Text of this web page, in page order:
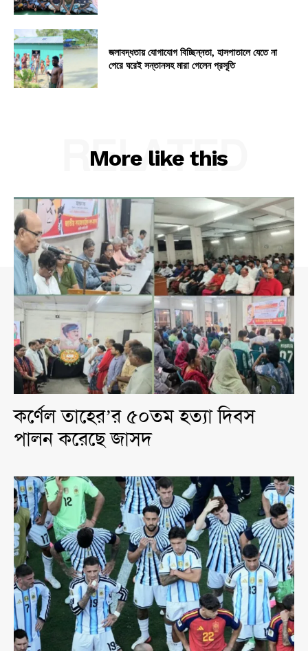
জলাবদ্ধতায় যোগাযোগ বিচ্ছিন্নতা, হাসপাতালে যেতে না
পেরে ঘরেই সন্তানসহ মারা গেলেন প্রসূতি
More like this
RELATED
কর্ণেল তাহের’র ৫০তম হত্যা দিবস
পালন করেছে জাসদ